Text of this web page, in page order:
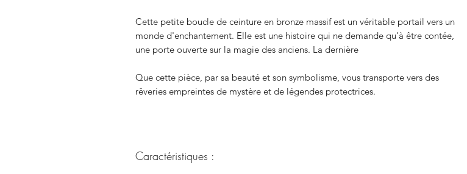
Cette petite boucle de ceinture en bronze massif est un véritable portail vers un
monde d'enchantement. Elle est une histoire qui ne demande qu'à être contée,
une porte ouverte sur la magie des anciens. La dernière
Que cette pièce, par sa beauté et son symbolisme, vous transporte vers des
rêveries empreintes de mystère et de légendes protectrices.
Caractéristiques :